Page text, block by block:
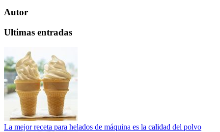
Autor
Ultimas entradas
La mejor receta para helados de máquina es la calidad del polvo